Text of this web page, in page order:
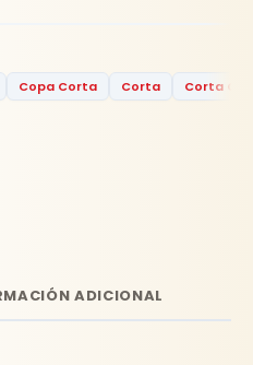
Copa Corta Corta Corta Cte
ADICIONAL